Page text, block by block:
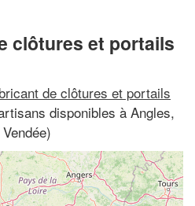
clôtures et portails
de clôtures et portails
disponibles à Angles,